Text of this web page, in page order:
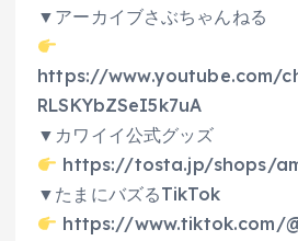
▼アーカイブさぶちゃんねる
https://www.youtube.com/
RLSKYbZSeI5k7uA
▼カワイイ公式グッズ
https://tosta.jp/shops/
▼たまにバズるTikTok
https://www.tiktok.com/